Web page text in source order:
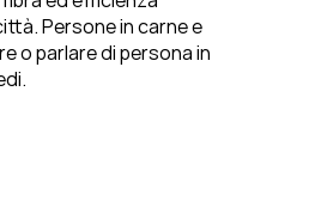
Persone in carne e
o parlare di persona in